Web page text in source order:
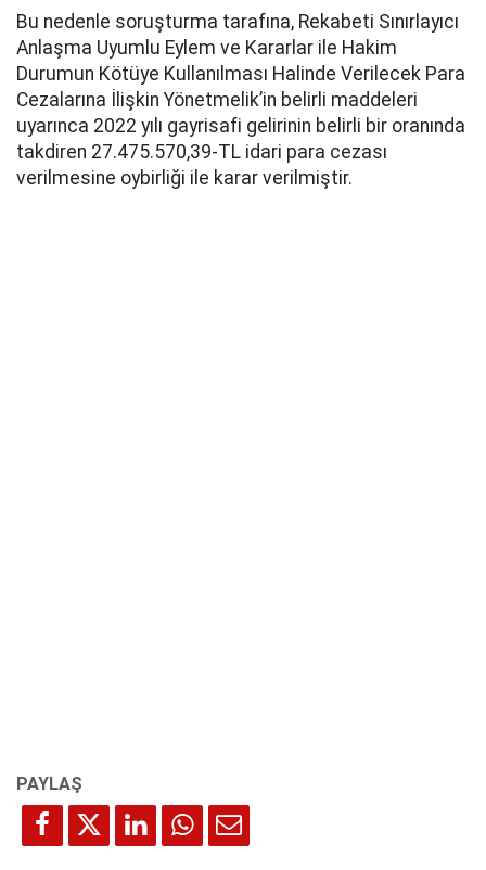
Bu nedenle soruşturma tarafına, Rekabeti Sınırlayıcı
Anlaşma Uyumlu Eylem ve Kararlar ile Hakim
Durumun Kötüye Kullanılması Halinde Verilecek Para
Cezalarına İlişkin Yönetmelik’in belirli maddeleri
uyarınca 2022 yılı gayrisafi gelirinin belirli bir oranında
takdiren 27.475.570,39-TL idari para cezası
verilmesine oybirliği ile karar verilmiştir.